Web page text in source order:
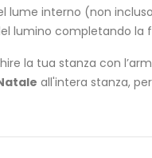
lume interno (non
lumino completando la
la tua stanza con
all'intera stanza,